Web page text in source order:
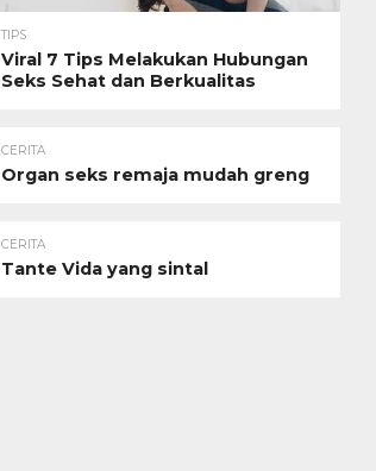
TIPS
Viral 7 Tips Melakukan Hubungan
Seks Sehat dan Berkualitas
CERITA
Organ seks remaja mudah greng
CERITA
Tante Vida yang sintal